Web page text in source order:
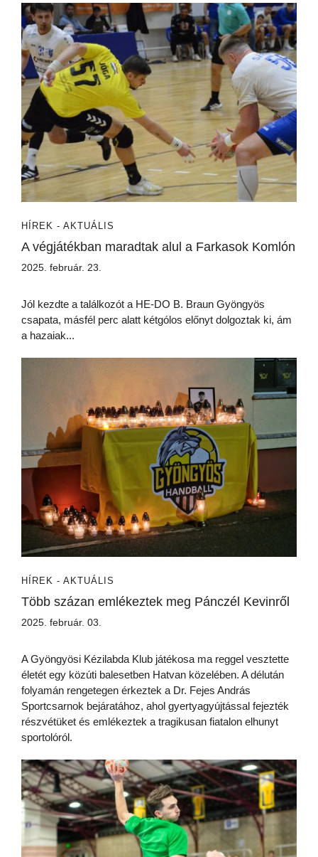
HÍREK - AKTUÁLIS
A végjátékban maradtak alul a Farkasok Komlón
2025. február. 23.
Jól kezdte a találkozót a HE-DO B. Braun Gyöngyös
csapata, másfél perc alatt kétgólos előnyt dolgoztak ki, ám
a hazaiak...
HÍREK - AKTUÁLIS
Több százan emlékeztek meg Pánczél Kevinről
2025. február. 03.
A Gyöngyösi Kézilabda Klub játékosa ma reggel vesztette
életét egy közúti balesetben Hatvan közelében. A délután
folyamán rengetegen érkeztek a Dr. Fejes András
Sportcsarnok bejáratához, ahol gyertyagyújtással fejezték
részvétüket és emlékeztek a tragikusan fiatalon elhunyt
sportolóról.